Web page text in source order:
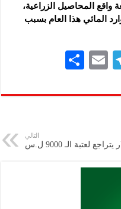
واقع المحاصيل الزراعية،
المائي هذا العام بسبب
Te
gr
m
E
ai
ar
التالي
يتراجع لعتبة الـ 9000 ل.س